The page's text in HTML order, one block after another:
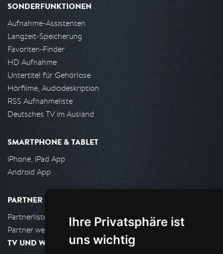
Ihre Privatsphäre ist
uns wichtig
SONDERFUNKTIONEN
Aufnahme-Assistenten
Langzeit-Speicherung
Favoriten-Finder
HD Aufnahme
Untertitel für Gehörlose
Hörfilme, Audiodeskription
RSS Aufnahmeliste
Deutsches TV im Ausland
SMARTPHONE & TABLET
iPhone, iPad App
Android App
PARTNER
Partnerliste
Partner werden
TV UND WOHNZIMMER